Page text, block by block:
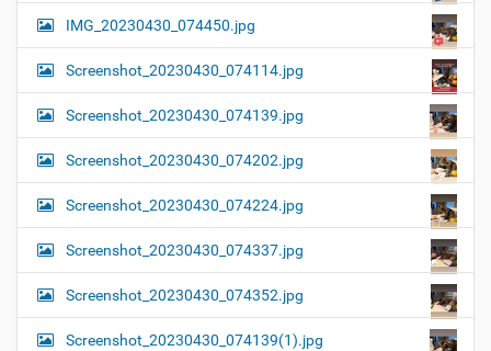
IMG_20230430_074450.jpg
Screenshot_20230430_074114.jpg
Screenshot_20230430_074139.jpg
Screenshot_20230430_074202.jpg
Screenshot_20230430_074224.jpg
Screenshot_20230430_074337.jpg
Screenshot_20230430_074352.jpg
Screenshot_20230430_074139(1).jpg